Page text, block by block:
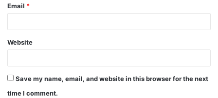
Email *
Website
Save my name, email, and website in this browser for the next
time I comment.